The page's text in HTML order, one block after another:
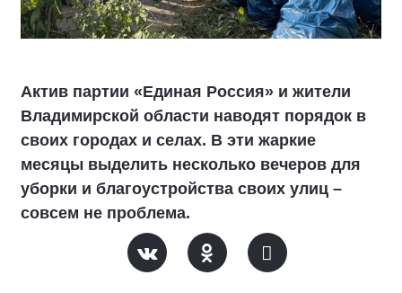
Актив партии «Единая Россия» и жители
Владимирской области наводят порядок в
своих городах и селах. В эти жаркие
месяцы выделить несколько вечеров для
уборки и благоустройства своих улиц –
совсем не проблема.